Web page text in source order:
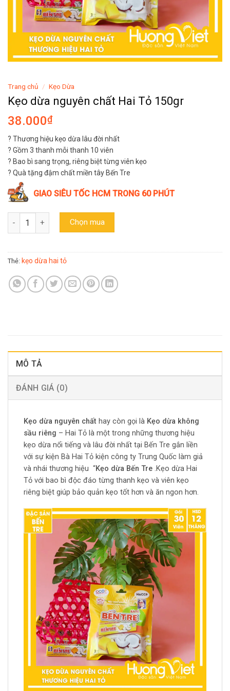
Trang chủ / Kẹo Dừa
Kẹo dừa nguyên chất Hai Tỏ 150gr
38.000₫
? Thương hiệu kẹo dừa lâu đời nhất
? Gồm 3 thanh mỗi thanh 10 viên
? Bao bì sang trọng, riêng biệt từng viên kẹo
? Quà tặng đậm chất miền tây Bến Tre
GIAO SIÊU TỐC HCM TRONG 60 PHÚT
Kẹo dừa nguyên chất Hai Tỏ 150gr số lượng
Chọn mua
Thẻ: kẹo dừa hai tỏ
MÔ TẢ
ĐÁNH GIÁ (0)
Kẹo dừa nguyên chất hay còn gọi là Kẹo dừa không
sầu riêng – Hai Tỏ là một trong những thương hiệu
kẹo dừa nổi tiếng và lâu đời nhất tại Bến Tre gắn liền
với sự kiện Bà Hai Tỏ kiện công ty Trung Quốc làm giả
và nhái thương hiệu “Kẹo dừa Bến Tre .Kẹo dừa Hai
Tỏ với bao bì độc đáo từng thanh kẹo và viên kẹo
riêng biệt giúp bảo quản kẹo tốt hơn và ăn ngon hơn.